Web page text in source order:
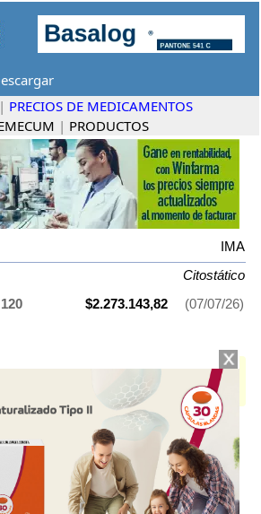
| PRECIOS DE MEDICAMENTOS
| PRODUCTOS
IMA
Citostático
$2.273.143,82 (07/07/26)
con 1 presentación disponible.
con
capecitabina
de